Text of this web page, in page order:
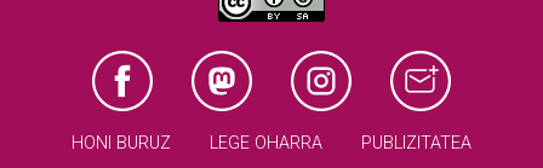
HONI BURUZ LEGE OHARRA PUBLIZITATEA